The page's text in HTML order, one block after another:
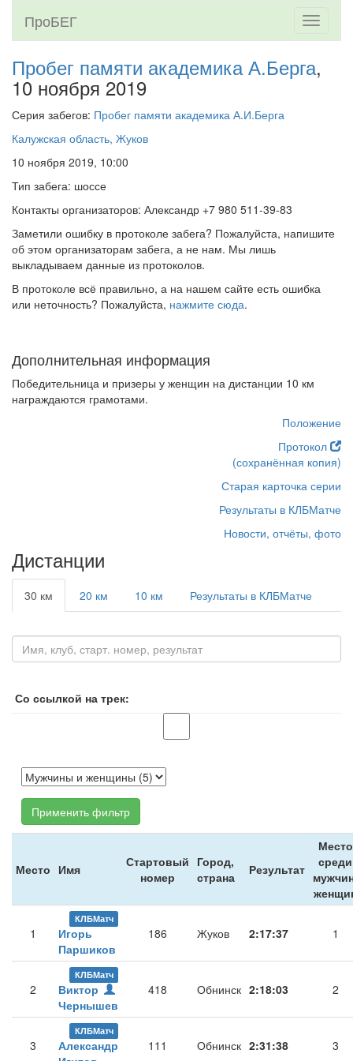
Toggle
ПроБЕГ
Пробег памяти академика А.Берга,
10 ноября 2019
Серия забегов: Пробег памяти академика А.И.Берга
Калужская область, Жуков
10 ноября 2019, 10:00
Тип забега: шоссе
Контакты организаторов: Александр +7 980 511-39-83
Заметили ошибку в протоколе забега? Пожалуйста, напишите
об этом организаторам забега, а не нам. Мы лишь
выкладываем данные из протоколов.
В протоколе всё правильно, а на нашем сайте есть ошибка
или неточность? Пожалуйста, нажмите сюда.
Дополнительная информация
Победительница и призеры у женщин на дистанции 10 км
награждаются грамотами.
Положение
Протокол
(сохранённая копия)
Старая карточка серии
Результаты в КЛБМатче
Новости, отчёты, фото
Дистанции
30 км 20 км 10 км Результаты в КЛБМатче
Со ссылкой на трек:
Применить фильтр
Место Имя
Стартовый
номер
Город,
страна
Результат
Место
среди
1
КЛБМатч
Игорь
Паршиков
186 Жуков 2:17:37 1
2
КЛБМатч
Виктор
Чернышев
418 Обнинск 2:18:03 2
3
КЛБМатч
Александр
111 Обнинск 2:31:38 3